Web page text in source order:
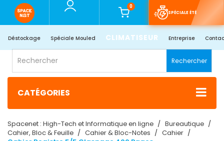
0
SPÉCIALE ÉTÉ
Déstockage Spéciale Mouled CLIMATISEUR Entreprise
Rechercher
CATÉGORIES
Spacenet : High-Tech et Informatique en ligne
Bureautique
Cahier, Bloc & Feuille
Cahier & Bloc-Notes
Cahier